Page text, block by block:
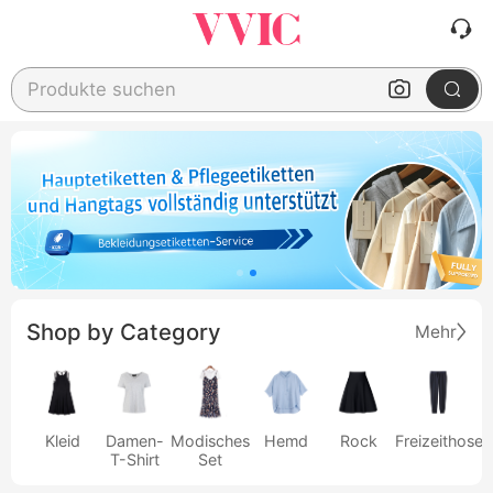
Produkte suchen
Shop by Category Mehr
Kleid
Damen-
T-Shirt
Modisches
Set
Hemd Rock Freizeithose